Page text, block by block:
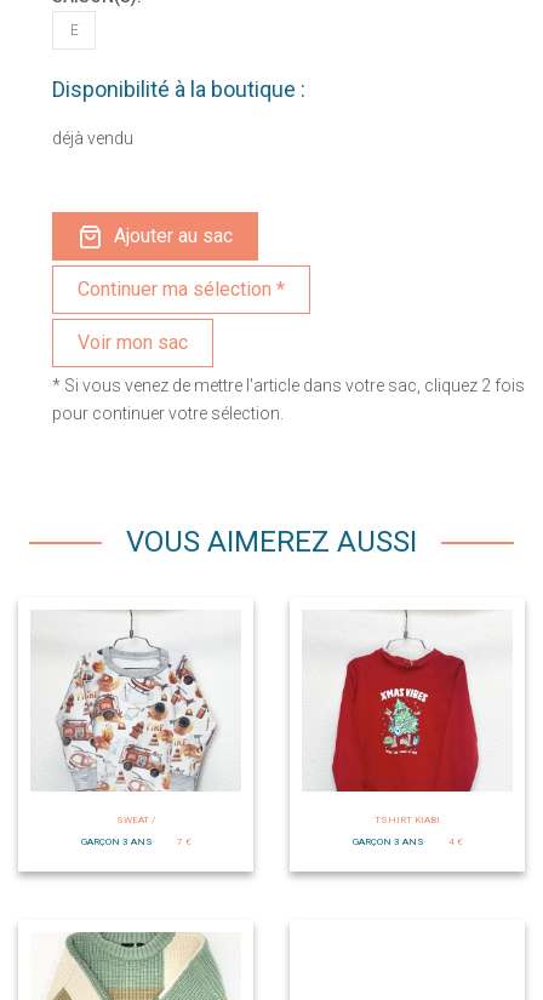
E
Disponibilité à la boutique :
déjà vendu
Ajouter au sac
Voir mon sac
* Si vous venez de mettre l'article dans votre sac, cliquez 2 fois
pour continuer votre sélection.
VOUS AIMEREZ AUSSI
SWEAT /
GARÇON 3 ANS
7 €
TSHIRT KIABI
GARÇON 3 ANS
4 €